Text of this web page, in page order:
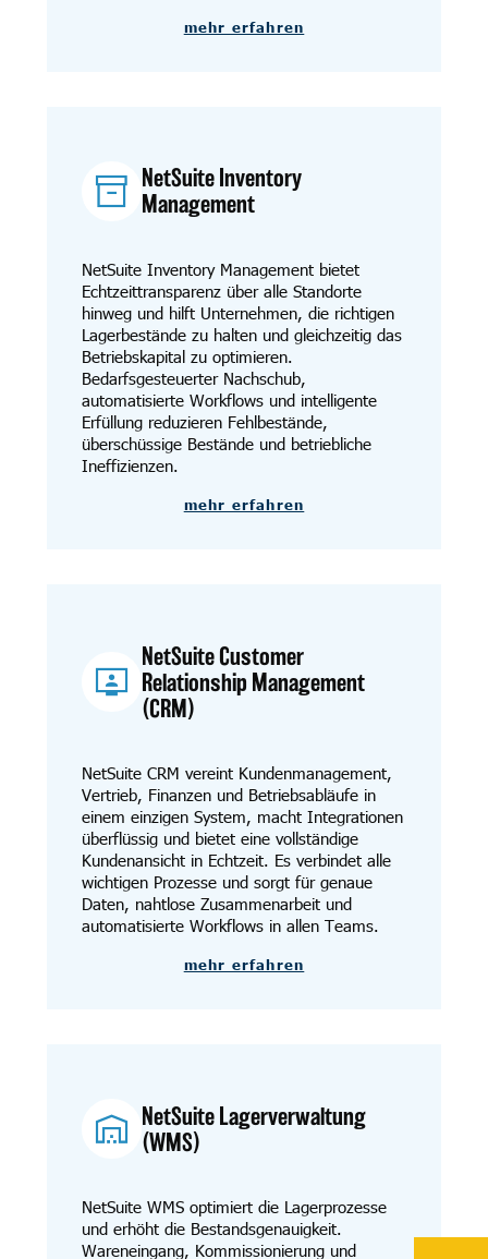
mehr erfahren
NetSuite Inventory
Management
NetSuite Inventory Management bietet
Echtzeittransparenz über alle Standorte
hinweg und hilft Unternehmen, die richtigen
Lagerbestände zu halten und gleichzeitig das
Betriebskapital zu optimieren.
Bedarfsgesteuerter Nachschub,
automatisierte Workflows und intelligente
Erfüllung reduzieren Fehlbestände,
überschüssige Bestände und betriebliche
Ineffizienzen.
mehr erfahren
NetSuite Customer
Relationship Management
(CRM)
NetSuite CRM vereint Kundenmanagement,
Vertrieb, Finanzen und Betriebsabläufe in
einem einzigen System, macht Integrationen
überflüssig und bietet eine vollständige
Kundenansicht in Echtzeit. Es verbindet alle
wichtigen Prozesse und sorgt für genaue
Daten, nahtlose Zusammenarbeit und
automatisierte Workflows in allen Teams.
mehr erfahren
NetSuite Lagerverwaltung
(WMS)
NetSuite WMS optimiert die Lagerprozesse
und erhöht die Bestandsgenauigkeit.
Wareneingang, Kommissionierung und